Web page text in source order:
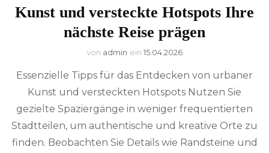
Kunst und versteckte Hotspots Ihre
nächste Reise prägen
von admin ein 15.04.2026
Essenzielle Tipps für das Entdecken von urbaner
Kunst und versteckten Hotspots Nutzen Sie
gezielte Spaziergänge in weniger frequentierten
Stadtteilen, um authentische und kreative Orte zu
finden. Beobachten Sie Details wie Randsteine und